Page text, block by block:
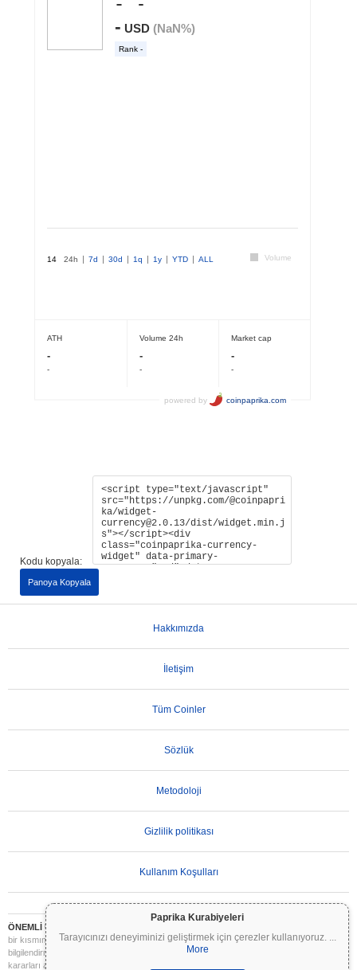
Paprika Kurabiyeleri
Tarayıcınızı deneyiminizi geliştirmek için çerezler kullanıyoruz. ...
More
Kodu kopyala:
Panoya Kopyala
Hakkımızda
İletişim
Tüm Coinler
Sözlük
Metodoloji
Gizlilik politikası
Kullanım Koşulları
ÖNEMLİ UYARI:
bir kısmını veya tamamını kaybedebilirsiniz. Coinpaprika üzerindeki tüm bilgiler yalnızca
bilgilendirme amaçlıdır ve finansal veya yatırım tavsiyesi niteliği taşımaz. Yatırım
kararları almadan önce daima kendi araştırmanızı yapın (DYOR) ve nitelikli bir finansal